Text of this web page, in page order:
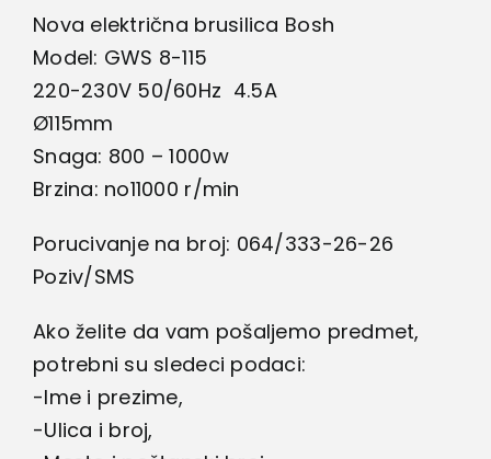
Nova električna brusilica Bosh
Model: GWS 8-115
220-230V 50/60Hz 4.5A
Ø115mm
Snaga: 800 – 1000w
Brzina: no11000 r/min
Porucivanje na broj: 064/333-26-26
Poziv/SMS
Ako želite da vam pošaljemo predmet,
potrebni su sledeci podaci:
-Ime i prezime,
-Ulica i broj,